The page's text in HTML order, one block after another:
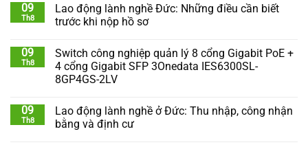
09
Th8
Lao động lành nghề Đức: Những điều cần biết
trước khi nộp hồ sơ
09
Th8
Switch công nghiệp quản lý 8 cổng Gigabit PoE +
4 cổng Gigabit SFP 3Onedata IES6300SL-
8GP4GS-2LV
09
Th8
Lao động lành nghề ở Đức: Thu nhập, công nhận
bằng và định cư